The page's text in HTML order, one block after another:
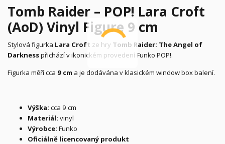
Tomb Raider – POP! Lara Croft
(AoD) Vinyl Figure 9 cm
Stylová figurka Lara Croft ze hry Tomb Raider: The Angel of
Darknesspřichází v ikonickém provedení Funko POP!.
Figurka měří cca 9 cm a je dodávána v klasickém window box balení.
Výška: cca 9 cm
Materiál: vinyl
Výrobce: Funko
Oficiálně licencovaný produkt